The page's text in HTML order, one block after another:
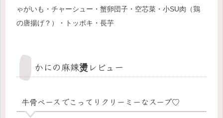
ゃがいも・チャーシュー・蟹卵団子・空芯菜・小SU肉（鶏
の唐揚げ？）・トッポキ ・長芋
かにの麻辣燙レビュー
牛骨ベースでこってりクリーミーなスープ♡